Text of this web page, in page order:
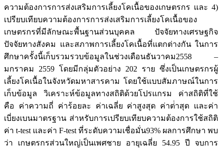
ความต้องการการส่งเสริมการเลี้ยงโคเนื้อของเกษตรกร และ 4)
เปรียบเทียบความต้องการการส่งเสริมการเลี้ยงโคเนื้อของ
เกษตรกรที่มีลักษณะพื้นฐานส่วนบุคคล ปัจจัยทางเศรษฐกิจ
ปัจจัยทางสังคม และสภาพการเลี้ยงโคเนื้อที่แตกต่างกัน ในการ
ศึกษาครั้งนี้เก็บรวมรวบข้อมูลในช่วงเดือนธันวาคม2558 –
มกราคม 2559 โดยมีกลุ่มตัวอย่าง 202 ราย ซึ่งเป็นเกษตรกรผู้
เลี้ยงโคเนื้อในจังหวัดมหาสารคาม โดยใช้แบบสัมภาษณ์ในการ
เก็บข้อมูล วิเคราะห์ข้อมูลทางสถิติด้วยโปรแกรม ค่าสถิติที่ใช้
คือ ค่าความถี่ ค่าร้อยละ ค่าเฉลี่ย ค่าสูงสุด ค่าต่่าสุด และค่า
เบี่ยงเบนมาตรฐาน ส่าหรับการเปรียบเทียบความต้องการใช้สถิติ
ค่า t-test และค่า F-test ที่ระดับความเชื่อมั่น93% ผลการศึกษา พบ
ว่า เกษตรกรส่วนใหญ่เป็นเพศชาย อายุเฉลี่ย 54.95 ปี จบการ